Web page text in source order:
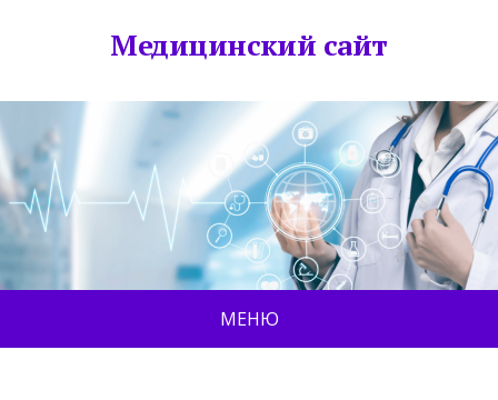
Медицинский сайт
МЕНЮ